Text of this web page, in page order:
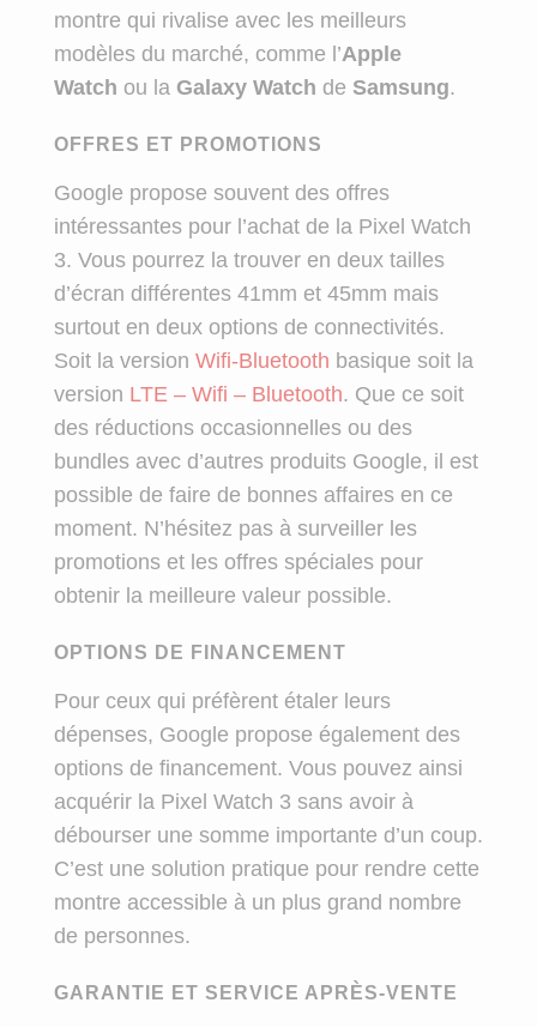
montre qui rivalise avec les meilleurs
modèles du marché, comme l’Apple
Watch ou la Galaxy Watch de Samsung.
OFFRES ET PROMOTIONS
Google propose souvent des offres
intéressantes pour l’achat de la Pixel Watch
3. Vous pourrez la trouver en deux tailles
d’écran différentes 41mm et 45mm mais
surtout en deux options de connectivités.
Soit la version Wifi-Bluetooth basique soit la
version LTE – Wifi – Bluetooth. Que ce soit
des réductions occasionnelles ou des
bundles avec d’autres produits Google, il est
possible de faire de bonnes affaires en ce
moment. N’hésitez pas à surveiller les
promotions et les offres spéciales pour
obtenir la meilleure valeur possible.
OPTIONS DE FINANCEMENT
Pour ceux qui préfèrent étaler leurs
dépenses, Google propose également des
options de financement. Vous pouvez ainsi
acquérir la Pixel Watch 3 sans avoir à
débourser une somme importante d’un coup.
C’est une solution pratique pour rendre cette
montre accessible à un plus grand nombre
de personnes.
GARANTIE ET SERVICE APRÈS-VENTE